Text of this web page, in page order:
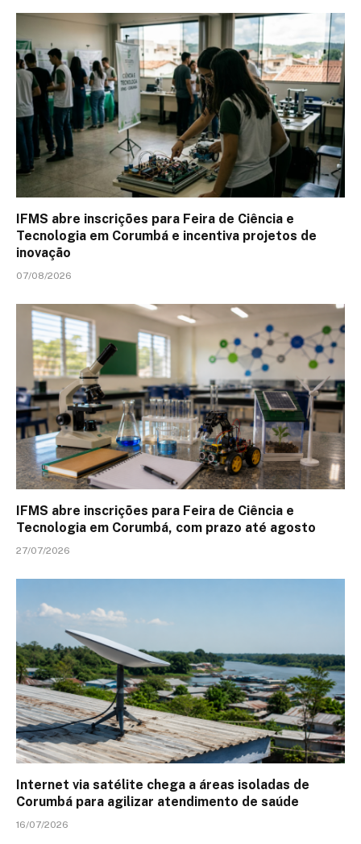
IFMS abre inscrições para Feira de Ciência e
Tecnologia em Corumbá e incentiva projetos de
inovação
07/08/2026
IFMS abre inscrições para Feira de Ciência e
Tecnologia em Corumbá, com prazo até agosto
27/07/2026
Internet via satélite chega a áreas isoladas de
Corumbá para agilizar atendimento de saúde
16/07/2026